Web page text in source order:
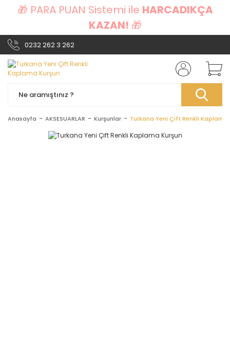
🎁 PARA PUAN Sistemi ile HARCADIKÇA
KAZAN! 🎁
0232 262 3 262
Anasayfa AKSESUARLAR Kurşunlar Turkana Yeni Çift Renkli Kaplama